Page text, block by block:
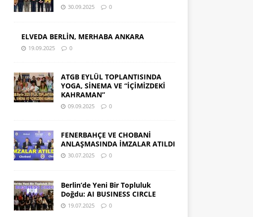
30.09.2025 0
ELVEDA BERLİN, MERHABA ANKARA
19.09.2025 0
ATGB EYLÜL TOPLANTISINDA
YOGA, SİNEMA VE “İÇİMİZDEKİ
KAHRAMAN”
09.09.2025 0
FENERBAHÇE VE CHOBANİ
ANLAŞMASINDA İMZALAR ATILDI
30.07.2025 0
Berlin’de Yeni Bir Topluluk
Doğdu: AI BUSINESS CIRCLE
19.07.2025 0